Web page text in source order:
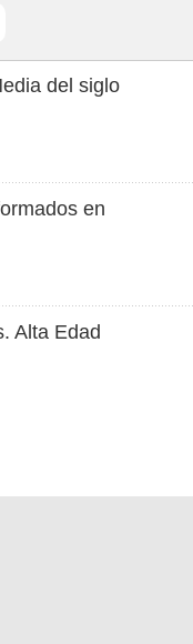
del siglo
en
Alta Edad